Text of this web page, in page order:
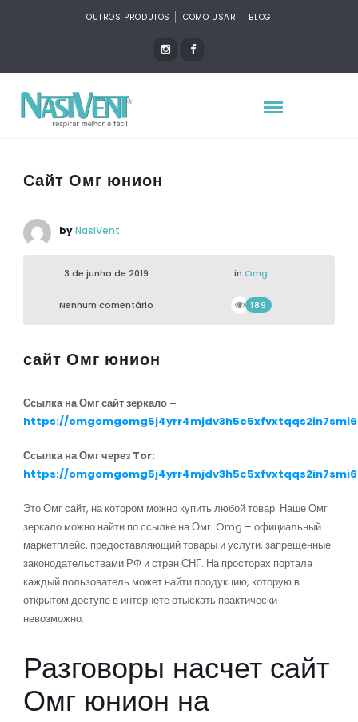
OUTROS PRODUTOS COMO USAR BLOG
Сайт Омг юнион
byNasiVent
3 de junho de 2019 in Omg
Nenhum comentário 189
сайт Омг юнион
Ссылка на Омг сайт зеркало –
https://
Ссылка на Омг через Tor:
https://
Это Омг сайт, на котором можно купить любой товар. Наше Омг
зеркало можно найти по ссылке на Омг. Omg – официальный
маркетплейс, предоставляющий товары и услуги, запрещенные
законодательствами РФ и стран СНГ. На просторах портала
каждый пользователь может найти продукцию, которую в
открытом доступе в интернете отыскать практически
невозможно.
Разговоры насчет сайт
Омг юнион на